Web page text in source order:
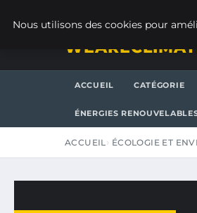
ACCUEIL CATÉGORIE
ÉNERGIES
ACCUEIL ÉCOLOGIE ET
Nous utilisons des cookies pour